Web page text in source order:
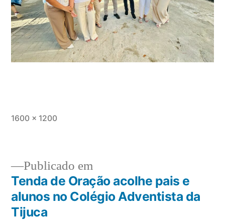
1600 × 1200
Publicado em
Tenda de Oração acolhe pais e
alunos no Colégio Adventista da
Tijuca